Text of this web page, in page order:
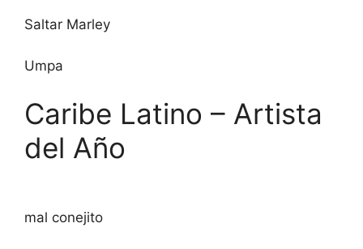
Saltar Marley
Umpa
Caribe Latino – Artista
del Año
mal conejito